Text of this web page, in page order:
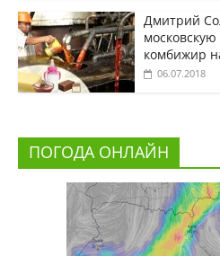
Дмитрий
комбижир
06.07.2018
ПОГОДА ОНЛАЙН